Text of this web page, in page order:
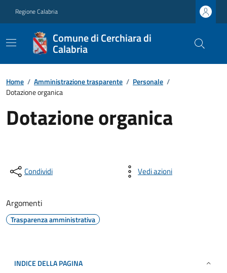
Regione Calabria
Comune di Cerchiara di
Calabria
Home / Amministrazione trasparente / Personale /
Dotazione organica
Dotazione organica
Condividi Vedi azioni
Argomenti
Trasparenza amministrativa
INDICE DELLA PAGINA